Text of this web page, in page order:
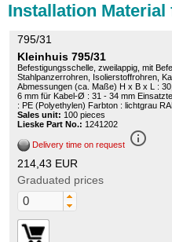
Installation
795/31
Kleinhuis 795/31
Befestigungsschelle, zweilappig, mit
Stahlpanzerrohren, Isolierstoffrohren,
Abmessungen (ca. Maße) H x B x L :
6 mm für Kabel-Ø : 31 - 34 mm
: PE (Polyethylen) Farbton : lichtgrau
Sales unit: 100 pieces
Lieske Part No.: 1241202
Delivery time on request info_outline
214,43 EUR
Graduated prices